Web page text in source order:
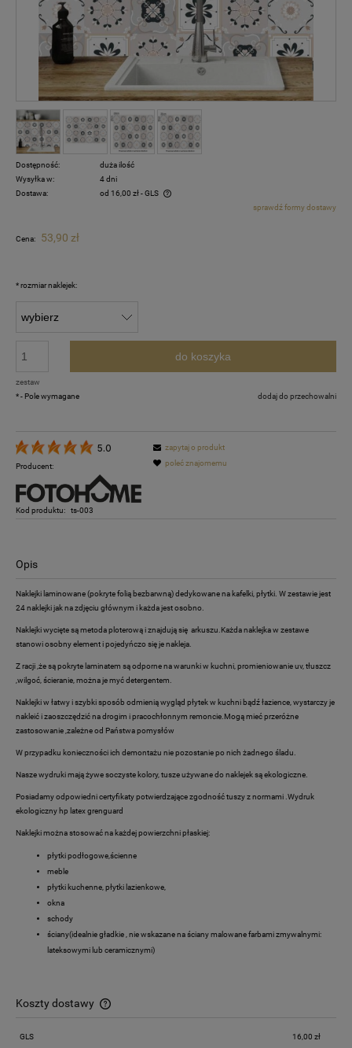
Dostępność:
duża ilość
Wysyłka w:
4 dni
Dostawa:
od 16,00 zł- GLS
Cena nie zawiera ewentualnych kosztów płatnościsprawdź formy dostawy
Cena: 53,90 zł
*rozmiar naklejek:
zestaw
do koszyka
dodaj do przechowalni
*- Pole wymagane
5.0
Producent:
Kod produktu: ts-003
zapytaj o produkt
poleć znajomemu
Opis
Naklejki laminowane (pokryte folią bezbarwną) dedykowane na kafelki, płytki. W zestawie jest
24 naklejki jak na zdjęciu głównym i każda jest osobno.
Naklejki wycięte są metoda ploterową i znajdują się arkuszu.Każda naklejka w zestawe
stanowi osobny element i pojedyńczo się je nakleja.
Z racji ,że są pokryte laminatem są odporne na warunki w kuchni, promieniowanie uv, tłuszcz
,wilgoć, ścieranie, można je myć detergentem.
Naklejki w łatwy i szybki sposób odmienią wygląd płytek w kuchni bądź łazience, wystarczy je
nakleić i zaoszczędzić na drogim i pracochłonnym remoncie.Mogą mieć przeróżne
zastosowanie ,zależne od Państwa pomysłów
W przypadku konieczności ich demontażu nie pozostanie po nich żadnego śladu.
Nasze wydruki mają żywe soczyste kolory, tusze używane do naklejek są ekologiczne.
Posiadamy odpowiedni certyfikaty potwierdzające zgodność tuszy z normami .Wydruk
ekologiczny hp latex grenguard
Naklejki można stosować na każdej powierzchni płaskiej:
płytki podłogowe,ścienne
meble
płytki kuchenne, płytki lazienkowe,
okna
schody
ściany(idealnie gładkie , nie wskazane na ściany malowane farbami zmywalnymi:
lateksowymi lub ceramicznymi)
Koszty dostawy
Cena nie zawiera ewentualnych kosztów płatności
GLS 16,00 zł